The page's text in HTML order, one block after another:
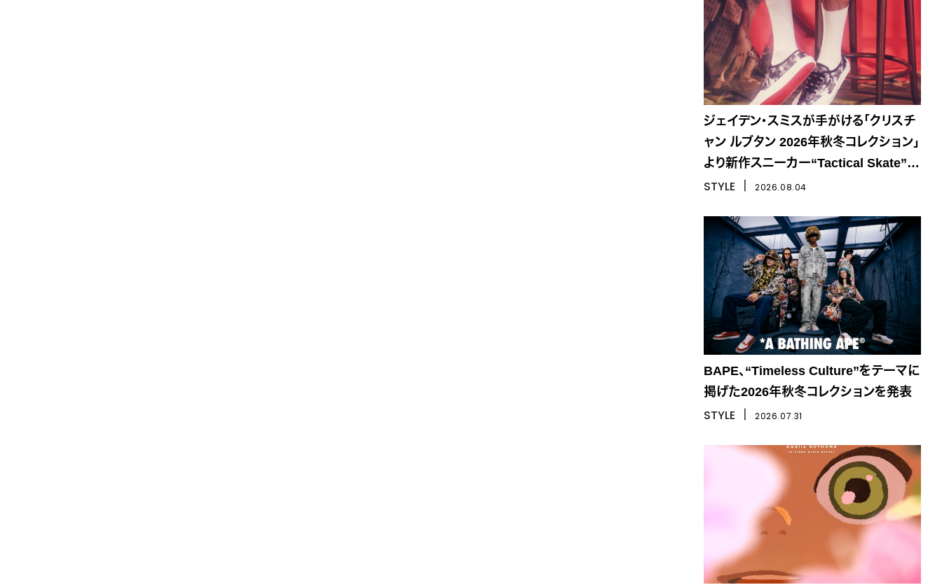
ジェイデン・スミスが手がける「クリスチ
ャン ルブタン 2026年秋冬コレクション」
より新作スニーカー“Tactical Skate”が
登場
STYLE 2026.08.04
BAPE、“Timeless Culture”をテーマに
掲げた2026年秋冬コレクションを発表
STYLE 2026.07.31